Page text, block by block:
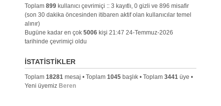
Toplam 899kullanıcı çevrimiçi :: 3 kayıtlı, 0 gizli ve 896 misafir
(son 30 dakika öncesinden itibaren aktif olan kullanıcılar temel
alınır)
Bugüne kadar en çok 5006kişi 21:47 24-Temmuz-2026
tarihinde çevrimiçi oldu
İSTATISTIKLER
Toplam 18281mesaj • Toplam 1045başlık • Toplam 3441üye •
Yeni üyemiz Beren